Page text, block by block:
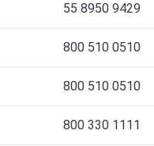
55 8950 9429
800 510 0510
800 510 0510
800 330 1111